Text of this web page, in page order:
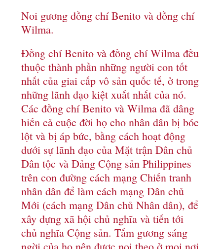
Noi gương đồng chí Benito và đồng chí
Wilma.
Đồng chí Benito và đồng chí Wilma đều
thuộc thành phần những người con tốt
nhất của giai cấp vô sản quốc tế, ở trong
những lãnh đạo kiệt xuất nhất của nó.
Các đồng chí Benito và Wilma đã dâng
hiến cả cuộc đời họ cho nhân dân bị bóc
lột và bị áp bức, bằng cách hoạt động
dưới sự lãnh đạo của Mặt trận Dân chủ
Dân tộc và Đảng Cộng sản Philippines
trên con đường cách mạng Chiến tranh
nhân dân để làm cách mạng Dân chủ
Mới (cách mạng Dân chủ Nhân dân), để
xây dựng xã hội chủ nghĩa và tiến tới
chủ nghĩa Cộng sản. Tấm gương sáng